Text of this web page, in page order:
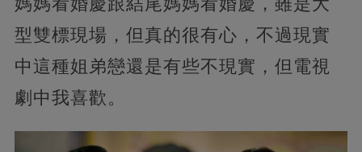
型雙標現場，但真的很有心，不過現實
中這種姐弟戀還是有些不現實，但電視
劇中我喜歡。